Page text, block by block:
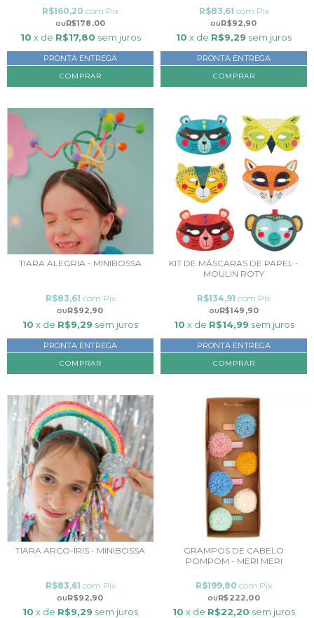
R$178,00
R$160,20 com Pix
10 x de R$17,80 sem juros
PRONTA ENTREGA
R$92,90
R$83,61 com Pix
10 x de R$9,29 sem juros
PRONTA ENTREGA
TIARA ALEGRIA - MINIBOSSA
R$92,90
R$83,61 com Pix
10 x de R$9,29 sem juros
PRONTA ENTREGA
KIT DE MÁSCARAS DE PAPEL -
MOULIN ROTY
R$149,90
R$134,91 com Pix
10 x de R$14,99 sem juros
PRONTA ENTREGA
TIARA ARCO-ÍRIS - MINIBOSSA
R$92,90
R$83,61 com Pix
10 x de R$9,29 sem juros
GRAMPOS DE CABELO
POMPOM - MERI MERI
R$222,00
R$199,80 com Pix
10 x de R$22,20 sem juros